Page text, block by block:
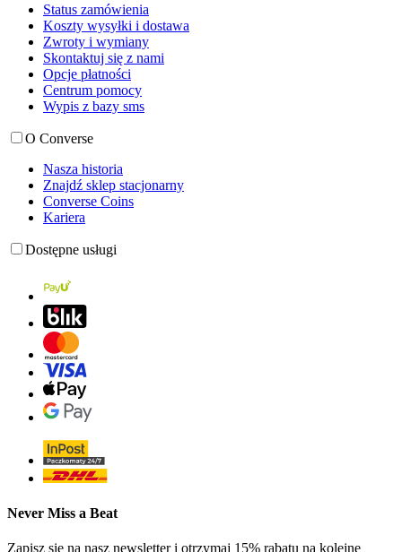
Status zamówienia
Koszty wysyłki i dostawa
Zwroty i wymiany
Skontaktuj się z nami
Opcje płatności
Centrum pomocy
Wypis z bazy sms
O Converse
Nasza historia
Znajdź sklep stacjonarny
Converse Coins
Kariera
Dostępne usługi
Never Miss a Beat
Zapisz się na nasz newsletter i otrzymaj 15% rabatu na kolejne